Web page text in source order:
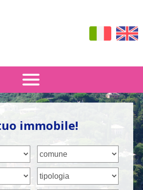
immobile!